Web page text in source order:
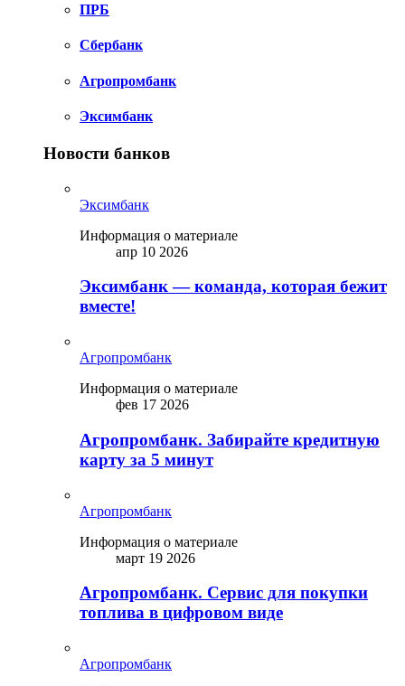
ПРБ
Сбербанк
Агропромбанк
Эксимбанк
Новости банков
Эксимбанк
Информация о материале
апр 10 2026
Эксимбанк — команда, которая бежит
вместе!
Агропромбанк
Информация о материале
фев 17 2026
Агропромбанк. Забирайте кредитную
карту за 5 минут
Агропромбанк
Информация о материале
март 19 2026
Агропромбанк. Сервис для покупки
топлива в цифровом виде
Агропромбанк